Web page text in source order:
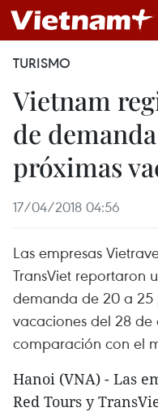
TURISMO
Vietnam
de
próximas
17/04/2018 04:56
Las empresas
TransViet reportaron
demanda de 20 a
vacaciones del 28
comparación con el
Hanoi (VNA) - Las
Red Tours y